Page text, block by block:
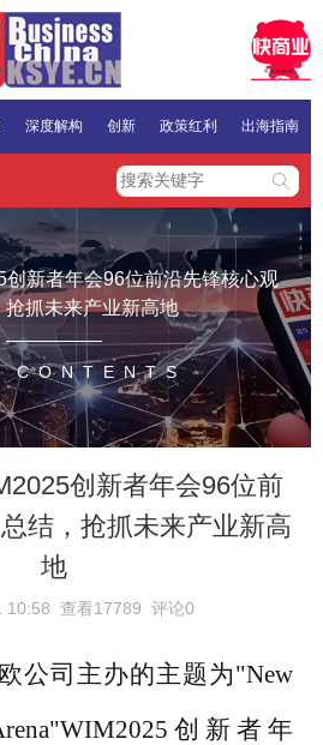
深度解构 创新 政策红利 出海指南
创新者年会96位前沿先锋核心观
抢抓未来产业新高地
CONTENTS
创新者年会96位前
结，抢抓未来产业新高
地
10:58 查看17789 评论0
公司主办的主题为"New
创新者年